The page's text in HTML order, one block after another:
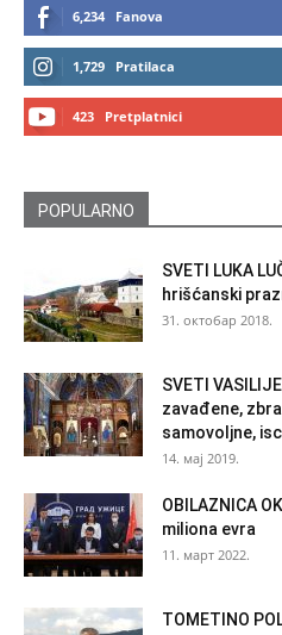
6,234 Fanova
1,729 Pratilaca
423 Pretplatnici
POPULARNO
SVETI LUKA
hrišćanski
31. октобар 2018.
SVETI
zavađene,
samovoljne,
14. мај 2019.
OBILAZNICA
miliona evra
11. март 2022.
TOMETINO